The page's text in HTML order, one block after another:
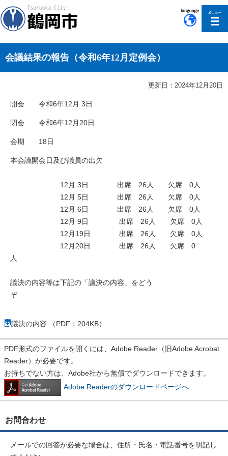
会議結果の報告（令和6年12月定例会）
更新日：2024年12月20日
開会 令和6年12月 3日
閉会 令和6年12月20日
会期 18日
本会議開会日及び議員の出欠
12月 3日 出席 26人 欠席 0人
12月 5日 出席 26人 欠席 0人
12月 6日 出席 26人 欠席 0人
12月 9日 出席 26人 欠席 0人
12月19日 出席 26人 欠席 0人
12月20日 出席 26人 欠席 0
人
議決の内容等は下記の「議決の内容」をどう
ぞ
議決の内容 （PDF：204KB）
PDF形式のファイルを開くには、Adobe Reader（旧Adobe Acrobat
Reader）が必要です。
お持ちでない方は、Adobe社から無償でダウンロードできます。
Adobe Readerのダウンロードページへ
お問合わせ
メールでの回答が必要な場合は、住所・氏名・電話番号を明記し